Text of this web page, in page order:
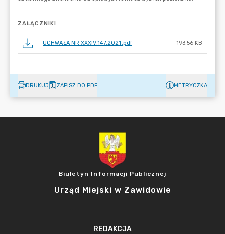
ZAŁĄCZNIKI
UCHWAŁA NR XXXIV.147.2021.pdf 193.56 KB
DRUKUJ ZAPISZ DO PDF METRYCZKA
Biuletyn Informacji Publicznej
Urząd Miejski w Zawidowie
REDAKCJA